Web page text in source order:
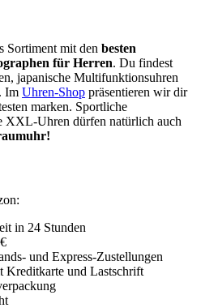
Sortiment mit den besten
für Herren. Du findest
japanische Multifunktionsuhren
Im Uhren-Shop präsentieren wir dir
marken. Sportliche
XXL-Uhren dürfen natürlich auch
in 24 Stunden
und Express-Zustellungen
Kreditkarte und Lastschrift